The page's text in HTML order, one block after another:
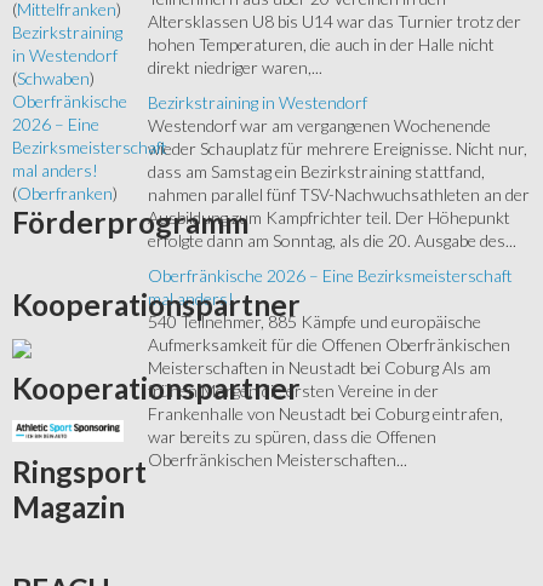
Altersklassen U8 bis U14 war das Turnier trotz der
hohen Temperaturen, die auch in der Halle nicht
direkt niedriger waren,...
Bezirkstraining in Westendorf
Westendorf war am vergangenen Wochenende
wieder Schauplatz für mehrere Ereignisse. Nicht nur,
dass am Samstag ein Bezirkstraining stattfand,
nahmen parallel fünf TSV-Nachwuchsathleten an der
Ausbildung zum Kampfrichter teil. Der Höhepunkt
erfolgte dann am Sonntag, als die 20. Ausgabe des...
Oberfränkische 2026 – Eine Bezirksmeisterschaft
mal anders!
540 Teilnehmer, 885 Kämpfe und europäische
Aufmerksamkeit für die Offenen Oberfränkischen
Meisterschaften in Neustadt bei Coburg Als am
frühen Morgen die ersten Vereine in der
Frankenhalle von Neustadt bei Coburg eintrafen,
war bereits zu spüren, dass die Offenen
Oberfränkischen Meisterschaften...
(Mittelfranken)
Bezirkstraining
in Westendorf
(Schwaben)
Oberfränkische
2026 – Eine
Bezirksmeisterschaft
mal anders!
(Oberfranken)
Förderprogramm
Kooperationspartner
Kooperationspartner
Ringsport
Magazin